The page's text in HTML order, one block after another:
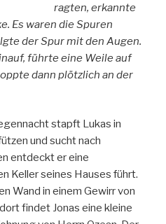
ragten, erkannte
Es waren die Spuren
der Spur mit den Augen.
führte eine Weile auf
dann plötzlich an der
stapft Lukas in
und sucht nach
entdeckt er eine
Keller seines Hauses führt.
Wand in einem Gewirr von
findet Jonas eine kleine